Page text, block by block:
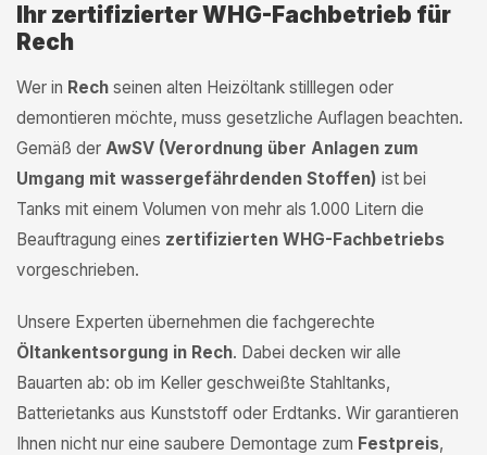
Ihr zertifizierter WHG-Fachbetrieb für
Rech
Wer in Rech seinen alten Heizöltank stilllegen oder
demontieren möchte, muss gesetzliche Auflagen beachten.
Gemäß der AwSV (Verordnung über Anlagen zum
Umgang mit wassergefährdenden Stoffen) ist bei
Tanks mit einem Volumen von mehr als 1.000 Litern die
Beauftragung eines zertifizierten WHG-Fachbetriebs
vorgeschrieben.
Unsere Experten übernehmen die fachgerechte
Öltankentsorgung in Rech. Dabei decken wir alle
Bauarten ab: ob im Keller geschweißte Stahltanks,
Batterietanks aus Kunststoff oder Erdtanks. Wir garantieren
Ihnen nicht nur eine saubere Demontage zum Festpreis,